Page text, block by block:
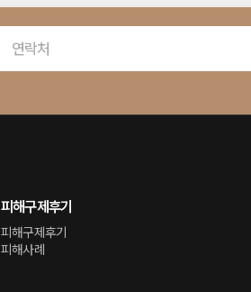
피해구제후기
피해구제후기
피해사례